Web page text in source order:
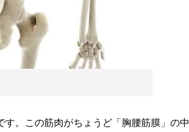
す。この筋肉がちょうど「胸腰筋膜」の中